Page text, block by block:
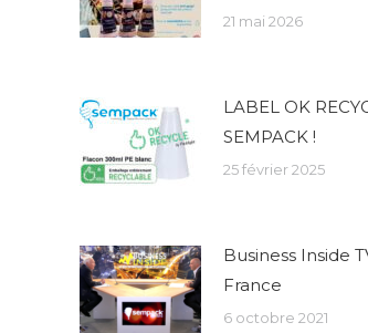
21 mai 2026
LABEL OK
SEMPACK !
25 février 2025
Business Inside
France
6 octobre 2021